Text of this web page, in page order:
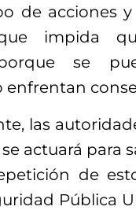
de acciones
impida
porque se
enfrentan
las
actuará para
de
Pública